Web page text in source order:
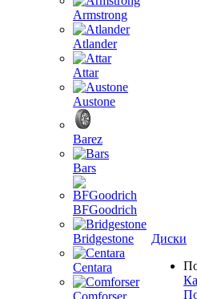
Armstrong
Atlander
Attar
Austone
Barez
Bars
BFGoodrich
Bridgestone
Centara
Comforser
Диски